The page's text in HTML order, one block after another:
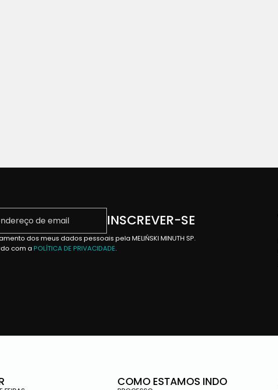
INSCREVER-SE
dos meus dados pessoais pela MELIŃSKI MINUTH SP.
com aPOLÍTICA DE PRIVACIDADE.
COMO ESTAMOS INDO